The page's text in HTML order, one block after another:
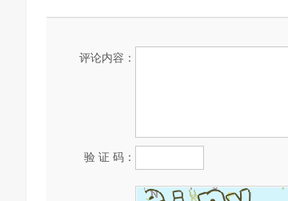
评论内容：
验 证 码：